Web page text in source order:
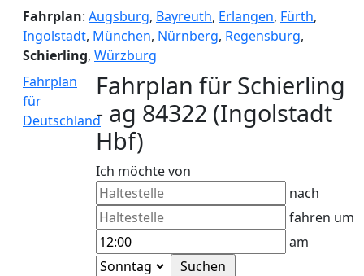
Fahrplan: Augsburg, Bayreuth, Erlangen, Fürth,
Ingolstadt, München, Nürnberg, Regensburg,
Schierling, Würzburg
Fahrplan
für
Deutschland
Fahrplan für Schierling
- ag 84322 (Ingolstadt
Hbf)
Ich möchte von
nach
fahren um
am